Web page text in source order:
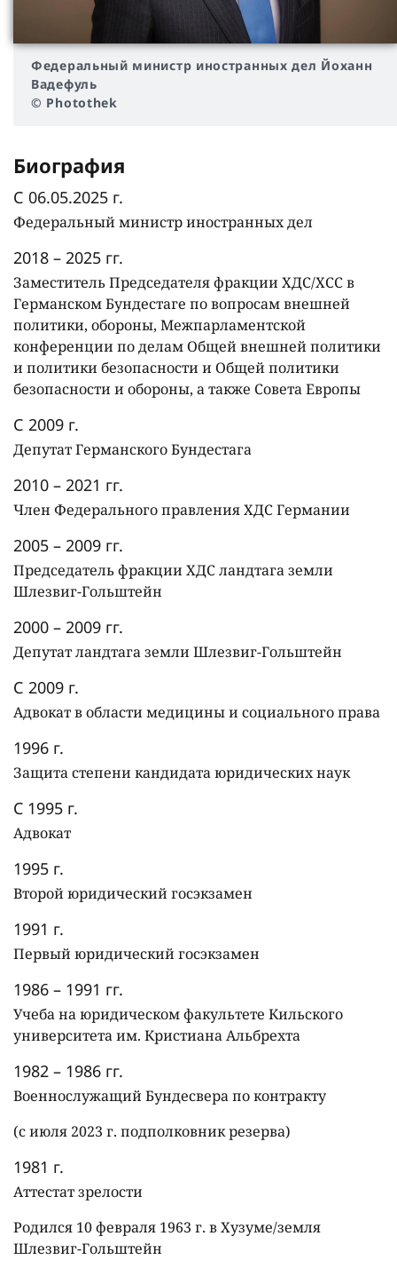
Федеральный министр иностранных дел Йоханн
Вадефуль
© Photothek
Биография
С 06.05.2025 г.
Федеральный министр иностранных дел
2018 – 2025 гг.
Заместитель Председателя фракции ХДС/ХСС в
Германском Бундестаге по вопросам внешней
политики, обороны, Межпарламентской
конференции по делам Общей внешней политики
и политики безопасности и Общей политики
безопасности и обороны, а также Совета Европы
С 2009 г.
Депутат Германского Бундестага
2010 – 2021 гг.
Член Федерального правления ХДС Германии
2005 – 2009 гг.
Председатель фракции ХДС ландтага земли
Шлезвиг-Гольштейн
2000 – 2009 гг.
Депутат ландтага земли Шлезвиг-Гольштейн
С 2009 г.
Адвокат в области медицины и социального права
1996 г.
Защита степени кандидата юридических наук
C 1995 г.
Адвокат
1995 г.
Второй юридический госэкзамен
1991 г.
Первый юридический госэкзамен
1986 – 1991 гг.
Учеба на юридическом факультете Кильского
университета им. Кристиана Альбрехта
1982 – 1986 гг.
Военнослужащий Бундесвера по контракту
(с июля 2023 г. подполковник резерва)
1981 г.
Аттестат зрелости
Родился 10 февраля 1963 г. в Хузуме/земля
Шлезвиг-Гольштейн